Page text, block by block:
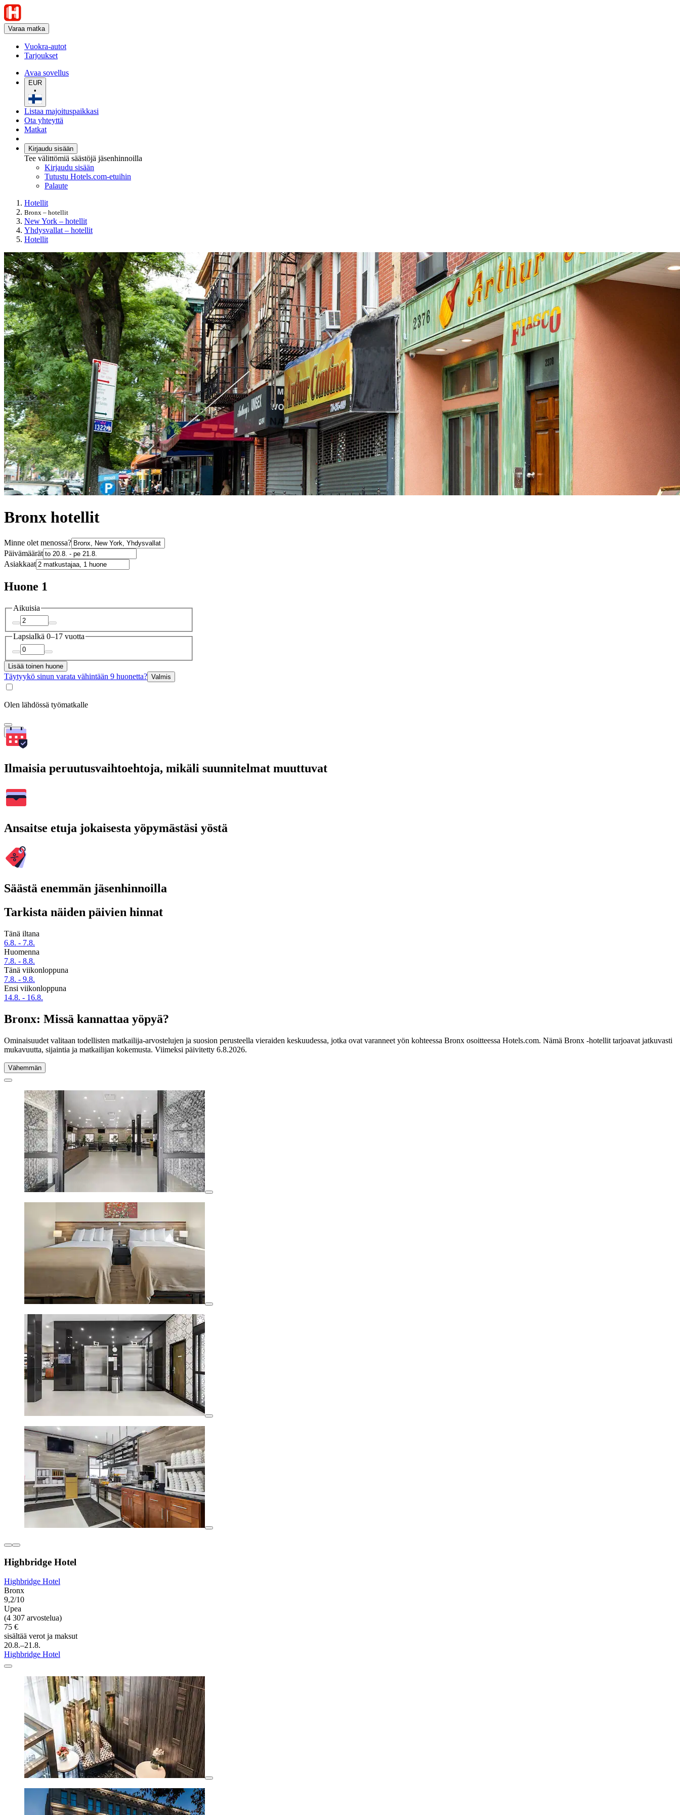
Varaa matka
Vuokra-autot
Tarjoukset
Avaa sovellus
EUR
•
Listaa majoituspaikkasi
Ota yhteyttä
Matkat
Kirjaudu sisään
Tee välittömiä säästöjä jäsenhinnoilla
Kirjaudu sisään
Tutustu Hotels.com-etuihin
Palaute
Hotellit
Bronx – hotellit
New York – hotellit
Yhdysvallat – hotellit
Hotellit
Bronx hotellit
Minne olet menossa?
Päivämäärät
Asiakkaat
Huone 1
Aikuisia
LapsiaIkä 0–17 vuotta
Lisää toinen huone
Täytyykö sinun varata vähintään 9 huonetta? Valmis
Olen lähdössä työmatkalle
Hae
Ilmaisia peruutusvaihtoehtoja, mikäli suunnitelmat muuttuvat
Ansaitse etuja jokaisesta yöpymästäsi yöstä
Säästä enemmän jäsenhinnoilla
Tarkista näiden päivien hinnat
Tänä iltana
6.8. - 7.8.
Huomenna
7.8. - 8.8.
Tänä viikonloppuna
7.8. - 9.8.
Ensi viikonloppuna
14.8. - 16.8.
Bronx: Missä kannattaa yöpyä?
Ominaisuudet valitaan todellisten matkailija-arvostelujen ja suosion perusteella vieraiden keskuudessa, jotka ovat varanneet yön kohteessa Bronx osoitteessa Hotels.com. Nämä Bronx -hotellit tarjoavat jatkuvasti
mukavuutta, sijaintia ja matkailijan kokemusta. Viimeksi päivitetty 6.8.2026.
Vähemmän
Highbridge Hotel
Highbridge Hotel
Bronx
9,2/10
Upea
(4 307 arvostelua)
75 €
sisältää verot ja maksut
20.8.–21.8.
Highbridge Hotel